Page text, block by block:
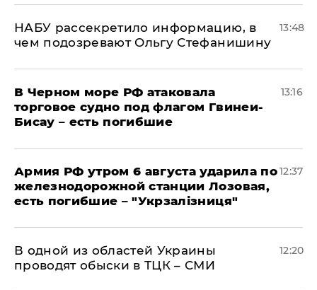
НАБУ рассекретило информацию, в
чем подозревают Ольгу Стефанишину
13:48
В Черном море РФ атаковала
торговое судно под флагом Гвинеи-
Бисау – есть погибшие
13:16
Армия РФ утром 6 августа ударила по
железнодорожной станции Лозовая,
есть погибшие – "Укрзалізниця"
12:37
В одной из областей Украины
проводят обыски в ТЦК – СМИ
12:20